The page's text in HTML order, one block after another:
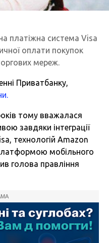
платіжна система Visa
оплати покупок
мереж.
Приватбанку,
тому вважалася
завдяки інтеграції
технологій Amazon
мобільного
голова правління